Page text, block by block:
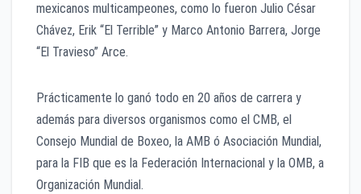
mexicanos multicampeones, como lo fueron Julio César
Chávez, Erik “El Terrible” y Marco Antonio Barrera, Jorge
“El Travieso” Arce.
Prácticamente lo ganó todo en 20 años de carrera y
además para diversos organismos como el CMB, el
Consejo Mundial de Boxeo, la AMB ó Asociación Mundial,
para la FIB que es la Federación Internacional y la OMB, a
Organización Mundial.